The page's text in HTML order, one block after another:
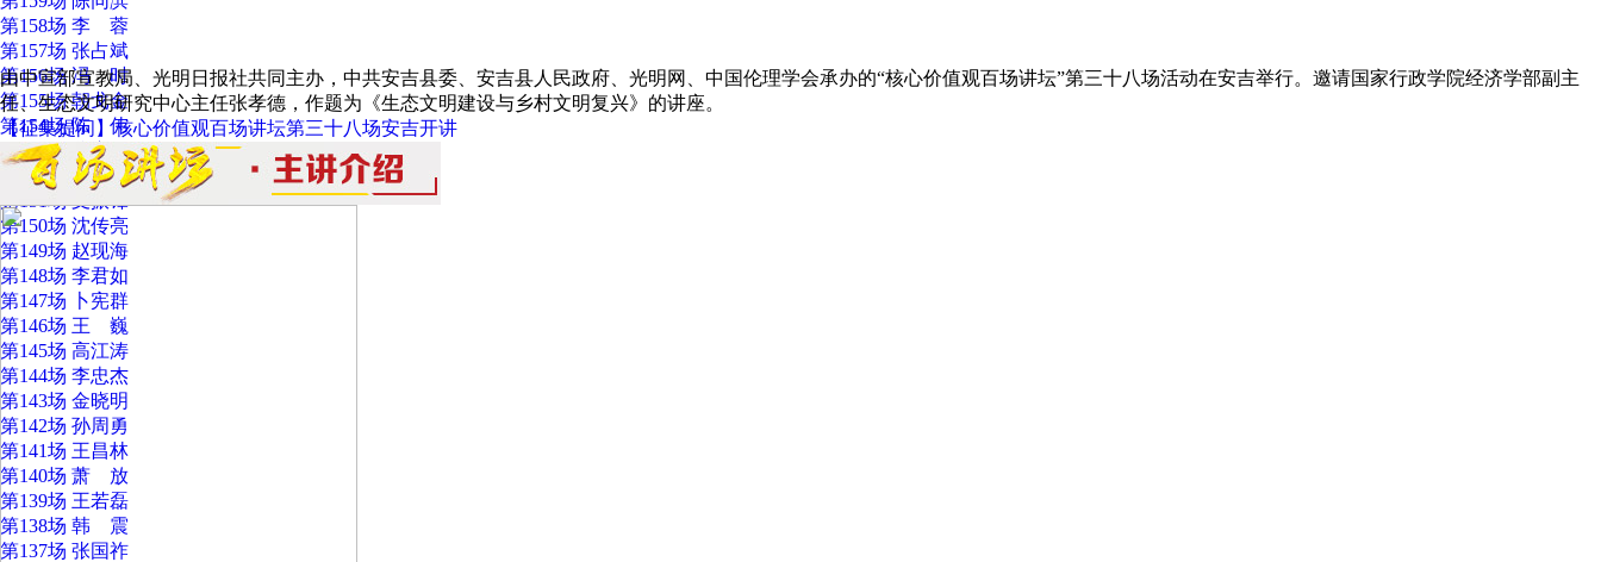
第158场 李 蓉
第157场 张占斌
第156场 冯 时
第155场 朝戈金
第154场 陈 伟
第153场 翁彦俊
第152场 庄立臻
第151场 支振锋
第150场 沈传亮
第149场 赵现海
第148场 李君如
第147场 卜宪群
第146场 王 巍
第145场 高江涛
第144场 李忠杰
第143场 金晓明
第142场 孙周勇
第141场 王昌林
第140场 萧 放
第139场 王若磊
第138场 韩 震
第137场 张国祚
由中宣部宣教局、光明日报社共同主办，中共安吉县委、安吉县人民政府、光明网、中国伦理学会承办的“核心价值观百场讲坛”第三十八场活动在安吉举行。邀请国家行政学院经济学部副主
任、生态文明研究中心主任张孝德，作题为《生态文明建设与乡村文明复兴》的讲座。
【征集提问】核心价值观百场讲坛第三十八场安吉开讲